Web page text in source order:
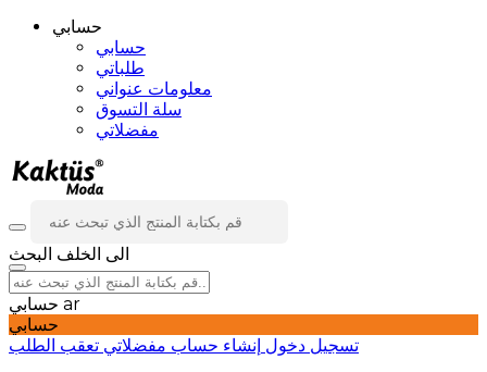
حسابي
حسابي
طلباتي
معلومات عنواني
سلة التسوق
مفضلاتي
الى الخلف البحث
ar
حسابي
تسجيل دخول إنشاء حساب مفضلاتي تعقب الطلب